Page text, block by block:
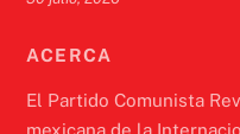
ACERCA
El Partido Comunista
mexicana de la